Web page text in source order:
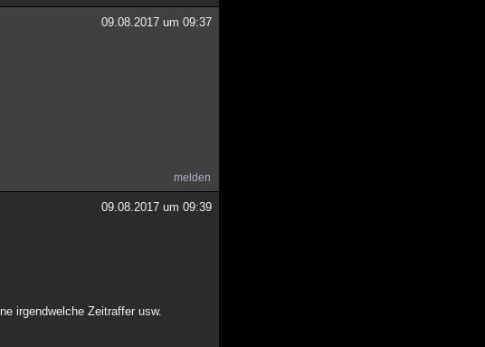
09.08.2017 um 09:37
melden
09.08.2017 um 09:39
irgendwelche Zeitraffer usw.